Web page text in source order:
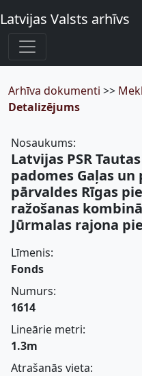
Latvijas Valsts arhīvs
Arhīva dokumenti >>
Detalizējums
Nosaukums:
Latvijas PSR
padomes Gaļas
pārvaldes Rīgas
ražošanas
Jūrmalas rajona
Līmenis:
Fonds
Numurs:
1614
Lineārie metri:
1.3m
Atrašanās vieta: